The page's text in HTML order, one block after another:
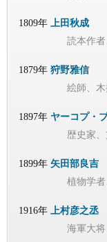
1809年 上田秋成
読本作
1879年 狩野雅信
絵師、
1897年 ヤーコプ・
歴史家
1899年 矢田部良吉
植物学者
1916年 上村彦之丞
海軍大